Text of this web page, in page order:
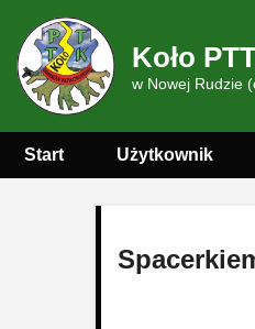
Koło
w Nowej Rudzie
Start Użytkownik